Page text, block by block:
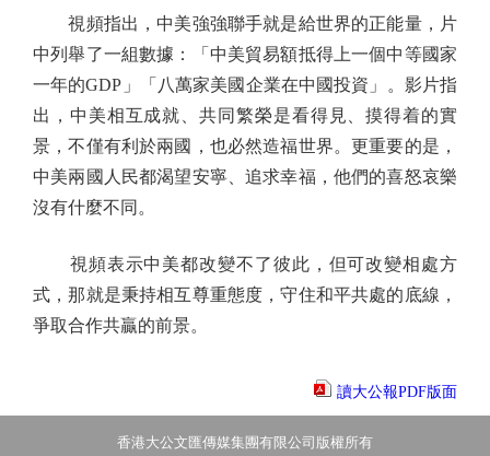
視頻指出，中美強強聯手就是給世界的正能量，片
中列舉了一組數據：「中美貿易額抵得上一個中等國家
一年的GDP」「八萬家美國企業在中國投資」。影片指
出，中美相互成就、共同繁榮是看得見、摸得着的實
景，不僅有利於兩國，也必然造福世界。更重要的是，
中美兩國人民都渴望安寧、追求幸福，他們的喜怒哀樂
沒有什麼不同。
視頻表示中美都改變不了彼此，但可改變相處方
式，那就是秉持相互尊重態度，守住和平共處的底線，
爭取合作共贏的前景。
讀大公報PDF版面
香港大公文匯傳媒集團有限公司版權所有